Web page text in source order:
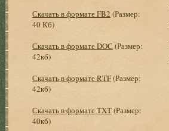
Скачать в формате FB2 (Размер:
40 Кб)
Скачать в формате DOC (Размер:
42кб)
Скачать в формате RTF(Размер:
42кб)
Скачать в формате TXT(Размер:
40кб)